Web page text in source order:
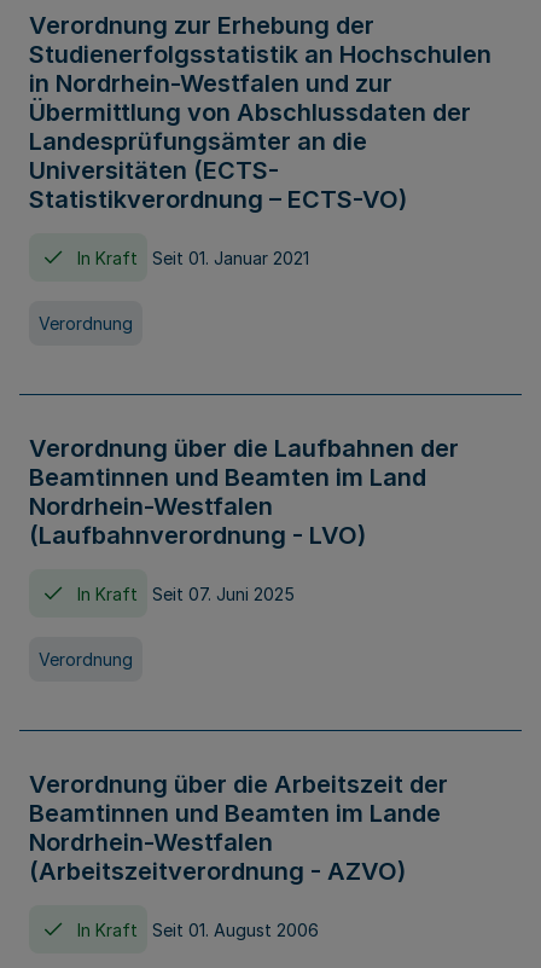
Verordnung zur Erhebung der
Studienerfolgsstatistik an Hochschulen
in Nordrhein-Westfalen und zur
Übermittlung von Abschlussdaten der
Landesprüfungsämter an die
Universitäten (ECTS-
Statistikverordnung – ECTS-VO)
In Kraft Seit 01. Januar 2021
Verordnung
Verordnung über die Laufbahnen der
Beamtinnen und Beamten im Land
Nordrhein-Westfalen
(Laufbahnverordnung - LVO)
In Kraft Seit 07. Juni 2025
Verordnung
Verordnung über die Arbeitszeit der
Beamtinnen und Beamten im Lande
Nordrhein-Westfalen
(Arbeitszeitverordnung - AZVO)
In Kraft Seit 01. August 2006